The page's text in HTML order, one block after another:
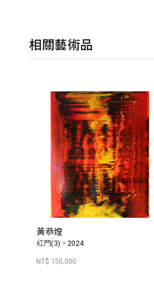
相關藝術品
黃恭煌
紅門(3)，2024
NT$ 150,000